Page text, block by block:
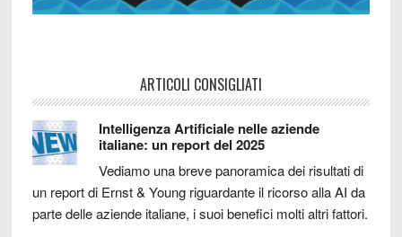
ARTICOLI CONSIGLIATI
Intelligenza Artificiale nelle aziende
italiane: un report del 2025
Vediamo una breve panoramica dei risultati di
un report di Ernst & Young riguardante il ricorso alla AI da
parte delle aziende italiane, i suoi benefici molti altri fattori.